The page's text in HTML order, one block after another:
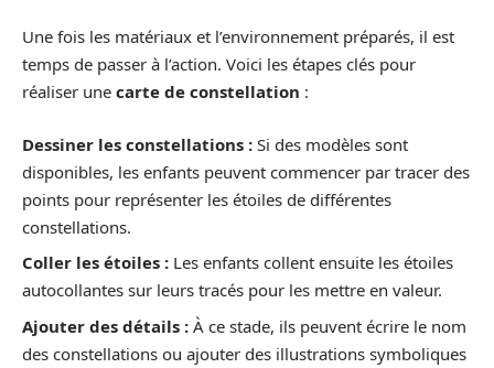
Une fois les matériaux et l’environnement préparés, il est
temps de passer à l’action. Voici les étapes clés pour
réaliser une carte de constellation :
Dessiner les constellations : Si des modèles sont
disponibles, les enfants peuvent commencer par tracer des
points pour représenter les étoiles de différentes
constellations.
Coller les étoiles : Les enfants collent ensuite les étoiles
autocollantes sur leurs tracés pour les mettre en valeur.
Ajouter des détails : À ce stade, ils peuvent écrire le nom
des constellations ou ajouter des illustrations symboliques